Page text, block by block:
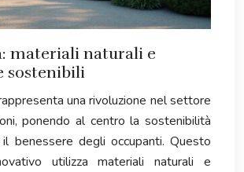
materiali naturali e
sostenibili
una rivoluzione nel settore
ponendo al centro la sostenibilità
benessere degli occupanti. Questo
utilizza materiali naturali e